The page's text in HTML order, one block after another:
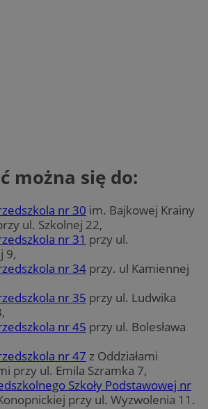
można się do:
nr 30 im. Bajkowej Krainy
ul. Szkolnej 22,
nr 31 przy ul.
9,
nr 34 przy. ul Kamiennej
nr 35 przy ul. Ludwika
nr 45 przy ul. Bolesława
nr 47 z Oddziałami
przy ul. Emila Szramka 7,
Szkoły Podstawowej nr
przy ul. Wyzwolenia 11.